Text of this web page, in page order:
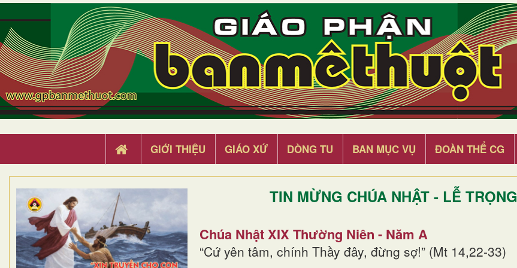
GIỚI THIỆU GIÁO XỨ DÒNG TU BAN MỤC VỤ ĐOÀN THỂ CG
TIN MỪNG CHÚA NHẬT - LỄ TRỌNG
Chúa Nhật XIX Thường Niên - Năm A
“Cứ yên tâm, chính Thầy đây, đừng sợ!” (Mt 14,22-33)